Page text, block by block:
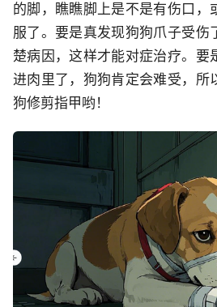
的脚，瞧瞧脚上是不是有伤口，
服了。要是真发现狗狗爪子受伤
楚病因，这样才能对症治疗。要
进肉里了，狗狗肯定会难受，所
狗修剪指甲哟！